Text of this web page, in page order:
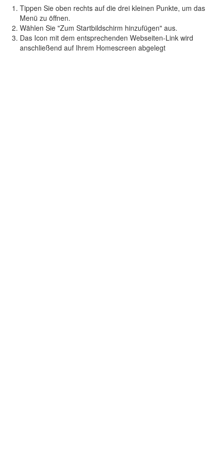
Tippen Sie oben rechts auf die drei kleinen Punkte, um das
Menü zu öffnen.
Wählen Sie "Zum Startbildschirm hinzufügen" aus.
Das Icon mit dem entsprechenden Webseiten-Link wird
anschließend auf Ihrem Homescreen abgelegt